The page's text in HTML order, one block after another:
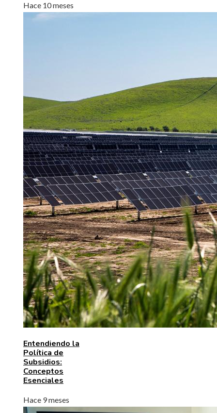
Hace 10 meses
Entendiendo la
Política de
Subsidios:
Conceptos
Esenciales
Hace 9 meses